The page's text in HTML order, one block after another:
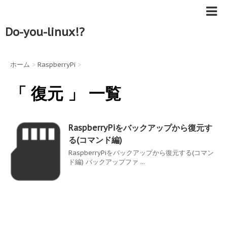
Do-you-linux!?
ホーム > RaspberryPi >
「 復元 」 一覧
RaspberryPiをバックアップから復元す
る(コマンド編)
RaspberryPiをバックアップから復元する(コマン
ド編) バックアップファ ...